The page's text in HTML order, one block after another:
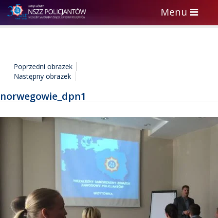
Toggle
navigation
Menu
Poprzedni obrazek
Następny obrazek
norwegowie_dpn1